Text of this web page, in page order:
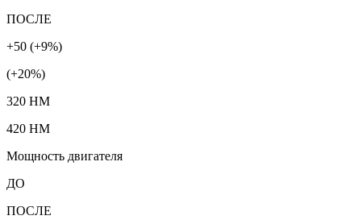
ПОСЛЕ
+50 (+9%)
(+20%)
320 HM
420 HM
Мощность двигателя
ДО
ПОСЛЕ